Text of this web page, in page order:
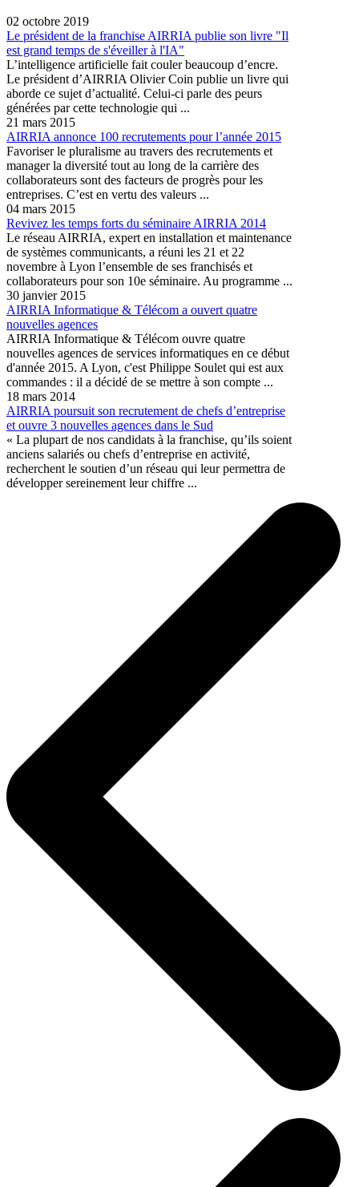
02 octobre 2019
Le président de la franchise AIRRIA publie son livre "Il
est grand temps de s'éveiller à l'IA"
L’intelligence artificielle fait couler beaucoup d’encre.
Le président d’AIRRIA Olivier Coin publie un livre qui
aborde ce sujet d’actualité. Celui-ci parle des peurs
générées par cette technologie qui ...
21 mars 2015
AIRRIA annonce 100 recrutements pour l’année 2015
Favoriser le pluralisme au travers des recrutements et
manager la diversité tout au long de la carrière des
collaborateurs sont des facteurs de progrès pour les
entreprises. C’est en vertu des valeurs ...
04 mars 2015
Revivez les temps forts du séminaire AIRRIA 2014
Le réseau AIRRIA, expert en installation et maintenance
de systèmes communicants, a réuni les 21 et 22
novembre à Lyon l’ensemble de ses franchisés et
collaborateurs pour son 10e séminaire. Au programme ...
30 janvier 2015
AIRRIA Informatique & Télécom a ouvert quatre
nouvelles agences
AIRRIA Informatique & Télécom ouvre quatre
nouvelles agences de services informatiques en ce début
d'année 2015. A Lyon, c'est Philippe Soulet qui est aux
commandes : il a décidé de se mettre à son compte ...
18 mars 2014
AIRRIA poursuit son recrutement de chefs d’entreprise
et ouvre 3 nouvelles agences dans le Sud
« La plupart de nos candidats à la franchise, qu’ils soient
anciens salariés ou chefs d’entreprise en activité,
recherchent le soutien d’un réseau qui leur permettra de
développer sereinement leur chiffre ...